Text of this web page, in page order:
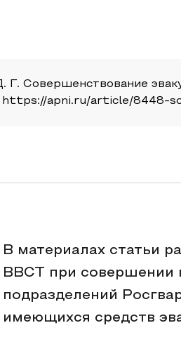
Совершенствование
https://apni.ru/article/
В материалах статьи
ВВСТ при совершении
подразделений
имеющихся средств